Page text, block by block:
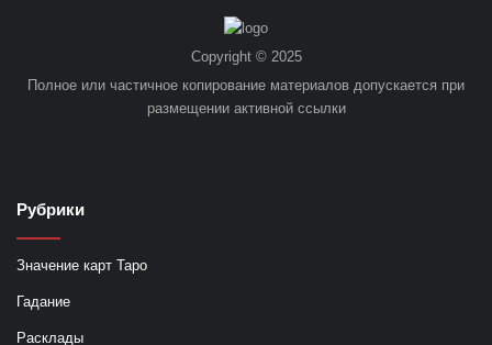
Copyright © 2025
Полное или частичное копирование материалов допускается при
размещении активной ссылки
Рубрики
Значение карт Таро
Гадание
Расклады